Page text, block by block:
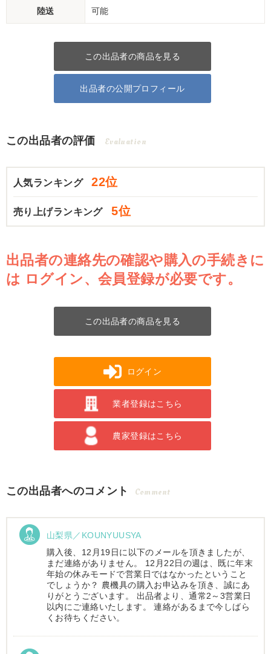
陸送 可能
この出品者の商品を見る
出品者の公開プロフィール
この出品者の評価 Evaluation
人気ランキング 22位
売り上げランキング 5位
出品者の連絡先の確認や購入の手続きに
は ログイン、会員登録が必要です。
この出品者の商品を見る
ログイン
業者登録はこちら
農家登録はこちら
この出品者へのコメント Comment
山梨県／KOUNYUUSYA
購入後、12月19日に以下のメールを頂きましたが、
まだ連絡がありません。 12月22日の週は、既に年末
年始の休みモードで営業日ではなかったということ
でしょうか？ 農機具の購入お申込みを頂き、誠にあ
りがとうございます。 出品者より、通常2～3営業日
以内にご連絡いたします。 連絡があるまで今しばら
くお待ちください。